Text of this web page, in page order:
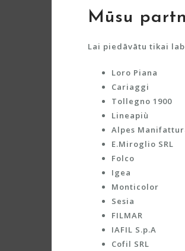
Mūsu
Lai piedāvātu tikai
Loro Piana
Cariaggi
Tollegno 1900
Lineapiù
Alpes
E.Miroglio SRL
Folco
Igea
Monticolor
Sesia
FILMAR
IAFIL S.p.A
Cofil SRL